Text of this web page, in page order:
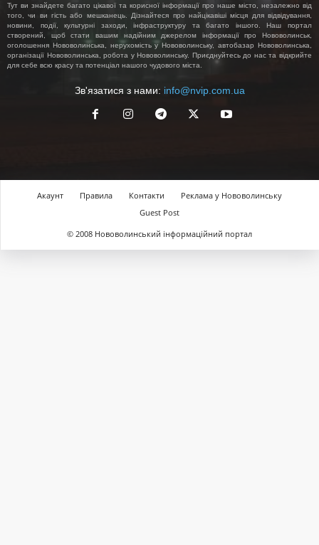
Тут ви знайдете багато цікавої та корисної інформації про наше місто, незалежно від
того, чи ви гість або мешканець. Дізнайтеся про найцікавіші місця для відвідування,
новини, події, культурні заходи, інфраструктуру та багато іншого. Наш портал
створений, щоб стати вашим надійним джерелом інформації про Нововолинськ,
оголошення Нововолинська, нерухомість у Нововолинську, автобазар Нововолинська,
організації Нововолинська, робота у Нововолинську. Приєднуйтесь до нас та відкрийте
для себе всю красу та потенціал нашого чудового міста.
Зв'язатися з нами: info@nvip.com.ua
Акаунт Правила Контакти
Реклама у Нововолинську
Guest Post
© 2008 Нововолинський інформаційний портал